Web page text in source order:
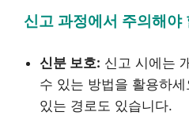
신고 과정에서 주의해야
신분 보호: 신고 시에는
수 있는 방법을 활용하
있는 경로도 있습니다.